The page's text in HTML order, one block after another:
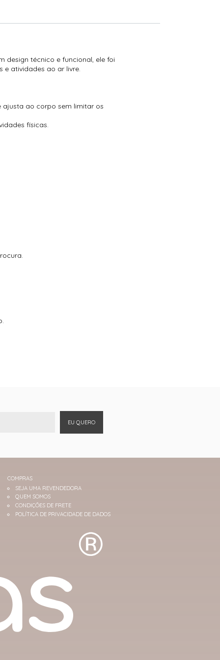
design técnico e funcional, ele foi
e atividades ao ar livre.
ao corpo sem limitar os
físicas.
EU QUERO
COMPRAS
SEJA UMA REVENDEDORA
QUEM SOMOS
CONDIÇÕES DE FRETE
POLÍTICA DE PRIVACIDADE DE DADOS